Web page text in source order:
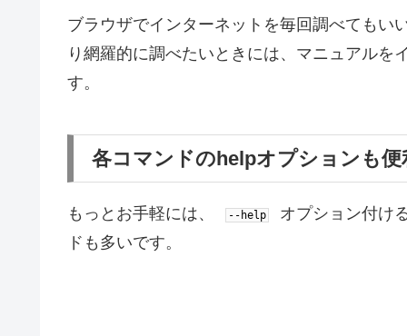
ブラウザでインターネットを毎回調べてもい
り網羅的に調べたいときには、マニュアル
す。
各コマンドのhelpオプションも便
もっとお手軽には、 -- help
オプション付け
ドも多いです。